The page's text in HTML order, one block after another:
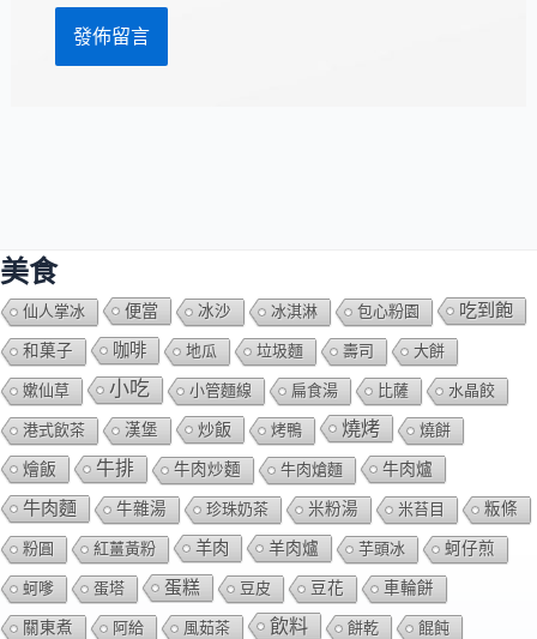
美食
仙人掌冰 便當 冰沙 冰淇淋 包心粉園 吃到飽
和菓子 咖啡 地瓜 垃圾麵 壽司 大餅
嫰仙草 小吃 小管麵線 扁食湯 比薩 水晶餃
港式飲茶 漢堡 炒飯 烤鴨 燒烤 燒餅
燴飯 牛排 牛肉炒麵 牛肉熗麵 牛肉爐
牛肉麵 牛雜湯 珍珠奶茶 米粉湯 米苔目 粄條
粉圓 紅薑黃粉 羊肉 羊肉爐 芋頭冰 蚵仔煎
蚵嗲 蛋塔 蛋糕 豆皮 豆花 車輪餅
關東煮 阿給 風茹茶 飲料 餅乾 餛飩